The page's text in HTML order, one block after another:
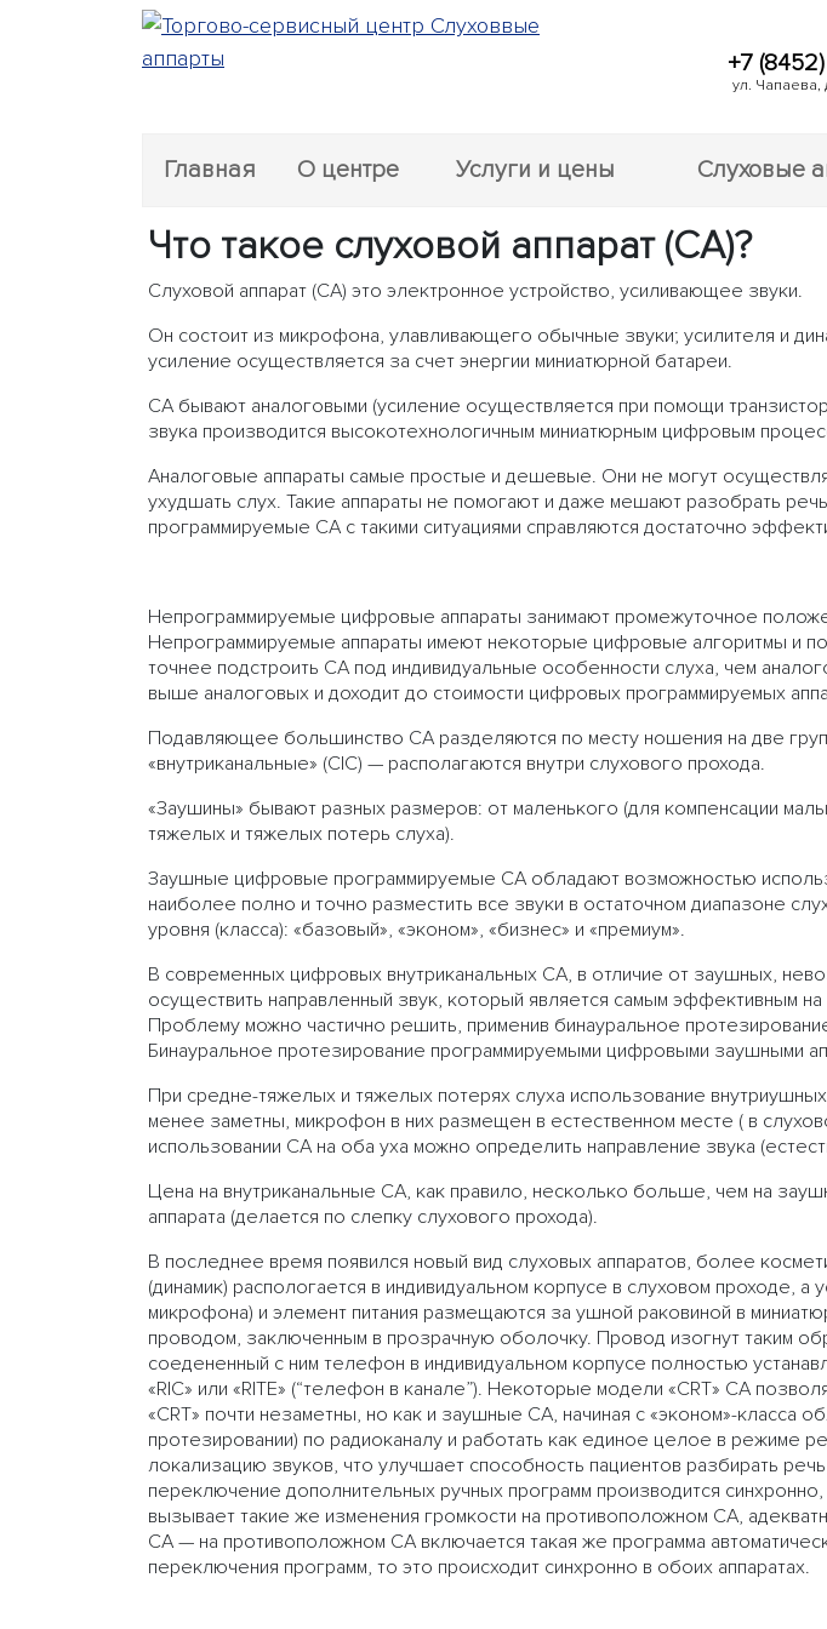
Главная О центре Услуги и цены Слуховые
+7
ул. Чапаева,
Что такое слуховой аппарат (СА)?
Слуховой аппарат (СА) это электронное устройство, усиливающее звуки.
Он состоит из микрофона, улавливающего обычные звуки; усилителя и
усиление осуществляется за счет энергии миниатюрной батареи.
СА бывают аналоговыми (усиление осуществляется при помощи
звука производится высокотехнологичным миниатюрным цифровым
Аналоговые аппараты самые простые и дешевые. Они не могут
ухудшать слух. Такие аппараты не помогают и даже мешают разобрать
программируемые СА с такими ситуациями справляются достаточно
Непрограммируемые цифровые аппараты занимают промежуточное
Непрограммируемые аппараты имеют некоторые цифровые алгоритмы и
точнее подстроить СА под индивидуальные особенности слуха, чем
выше аналоговых и доходит до стоимости цифровых программируемых
Подавляющее большинство СА разделяются по месту ношения на две
«внутриканальные» (CIC) — располагаются внутри слухового прохода.
«Заушины» бывают разных размеров: от маленького (для компенсации
тяжелых и тяжелых потерь слуха).
Заушные цифровые программируемые СА обладают возможностью
наиболее полно и точно разместить все звуки в остаточном диапазоне
уровня (класса): «базовый», «эконом», «бизнес» и «премиум».
В современных цифровых внутриканальных СА, в отличие от заушных,
осуществить направленный звук, который является самым эффективным
Проблему можно частично решить, применив бинауральное
Бинауральное протезирование программируемыми цифровыми заушными
При средне-тяжелых и тяжелых потерях слуха использование
менее заметны, микрофон в них размещен в естественном месте ( в
использовании СА на оба уха можно определить направление звука
Цена на внутриканальные СА, как правило, несколько больше, чем на
аппарата (делается по слепку слухового прохода).
В последнее время появился новый вид слуховых аппаратов, более
(динамик) распологается в индивидуальном корпусе в слуховом проходе,
микрофона) и элемент питания размещаются за ушной раковиной в
проводом, заключенным в прозрачную оболочку. Провод изогнут таким
соедененный с ним телефон в индивидуальном корпусе полностью
«RIC» или «RITE» (“телефон в канале”). Некоторые модели «CRT» СА
«CRT» почти незаметны, но как и заушные СА, начиная с «эконом»-класса
протезировании) по радиоканалу и работать как единое целое в режиме
локализацию звуков, что улучшает способность пациентов разбирать
переключение дополнительных ручных программ производится
вызывает такие же изменения громкости на противоположном СА,
СА — на противоположном СА включается такая же программа
переключения программ, то это происходит синхронно в обоих аппаратах.